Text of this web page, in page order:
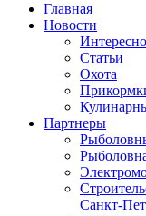
Главная
Новости
Статьи
Охота
Партнеры
Санкт-